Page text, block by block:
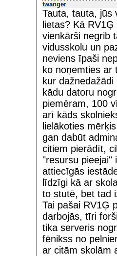
twanger
Tauta, tauta, jūs
lietas? Kā
vienkārši negrib
vidusskolu un
neviens īpaši
ko noņemties ar
kur
kādu datoru
piemēram, 100
arī kāds
lielākoties
gan dabūt
citiem pierādīt,
"resursu pieejai"
attiecīgās
līdzīgi kā ar
to stutē, bet tad
Tai pašai RV1Ģ
darbojās, tīri
tika serveris
fēnikss no
ar citām skolām